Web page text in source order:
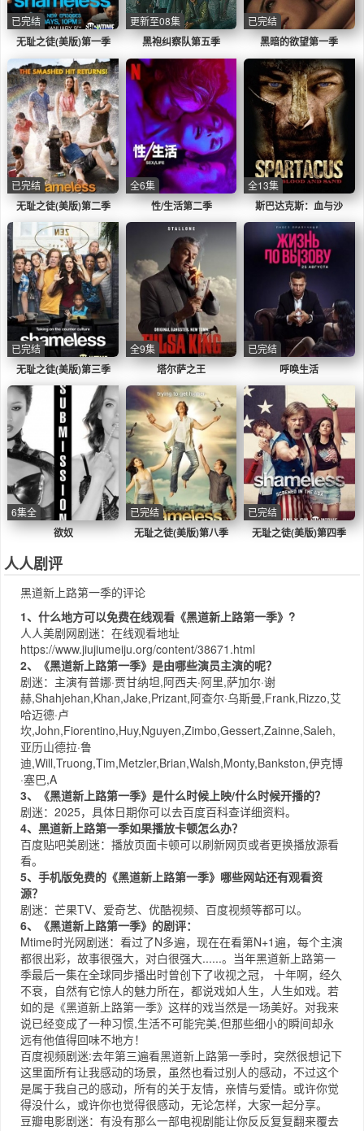
无耻之徒(美版)第一季
已完结
黑袍纠察队第五季
更新至08集
黑暗的欲望第一季
已完结
无耻之徒(美版)第二季
已完结
性/生活第二季
全6集
斯巴达克斯：血与沙
全13集
无耻之徒(美版)第三季
已完结
塔尔萨之王
全9集
呼唤生活
已完结
欲奴
6集全
无耻之徒(美版)第八季
已完结
无耻之徒(美版)第四季
已完结
人人剧评
黑道新上路第一季的评论
1、什么地方可以免费在线观看《黑道新上路第一季》?
人人美剧网剧迷：在线观看地址
https://www.jiujiumeiju.org/content/38671.html
2、《黑道新上路第一季》是由哪些演员主演的呢？
剧迷：主演有普娜·贾甘纳坦,阿西夫·阿里,萨加尔·谢
赫,Shahjehan,Khan,Jake,Prizant,阿查尔·乌斯曼,Frank,Rizzo,艾
哈迈德·卢
坎,John,Fiorentino,Huy,Nguyen,Zimbo,Gessert,Zainne,Saleh,
亚历山德拉·鲁
迪,Will,Truong,Tim,Metzler,Brian,Walsh,Monty,Bankston,伊克博
·塞巴,A
3、《黑道新上路第一季》是什么时候上映/什么时候开播的？
剧迷：2025，具体日期你可以去百度百科查详细资料。
4、黑道新上路第一季如果播放卡顿怎么办？
百度贴吧美剧迷：播放页面卡顿可以刷新网页或者更换播放源看
看。
5、手机版免费的《黑道新上路第一季》哪些网站还有观看资
源？
剧迷： 芒果TV、 爱奇艺、 优酷视频、 百度视频等都可以。
6、《黑道新上路第一季》的剧评：
Mtime时光网剧迷：看过了N多遍，现在在看第N+1遍，每个主演
都很出彩，故事很强大，对白很强大......。当年黑道新上路第一
季最后一集在全球同步播出时曾创下了收视之冠， 十年啊，经久
不衰，自然有它惊人的魅力所在，都说戏如人生，人生如戏。若
如的是《黑道新上路第一季》这样的戏当然是一场美好。对我来
说已经变成了一种习惯,生活不可能完美,但那些细小的瞬间却永
远有他值得回味不地方！
百度视频剧迷:去年第三遍看黑道新上路第一季时，突然很想记下
这里面所有让我感动的场景，虽然也看过别人的感动，不过这个
是属于我自己的感动，所有的关于友情，亲情与爱情。或许你觉
得没什么，或许你也觉得很感动，无论怎样，大家一起分享。
豆瓣电影剧迷：有没有那么一部电视剧能让你反反复复翻来覆去